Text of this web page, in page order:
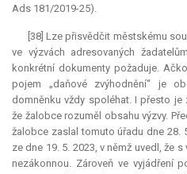
Ads 181/2019-25).
[38] Lze přisvědčit městskému
ve výzvách adresovaných
konkrétní dokumenty požaduje.
pojem „daňové zvýhodnění“ je
domněnku vždy spoléhat. I přesto
že žalobce rozuměl obsahu výzvy.
žalobce zaslal tomuto úřadu dne 28.
ze dne 19. 5. 2023, v němž uvedl, že
nezákonnou. Zároveň ve vyjádření